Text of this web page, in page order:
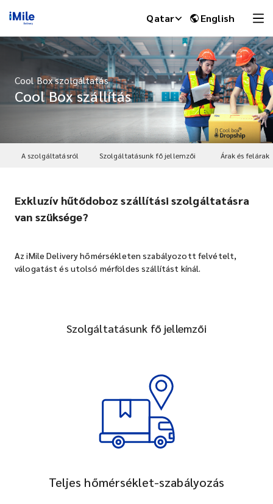
Qatar English
Cool Box szolgáltatás
Cool Box szállítás
A szolgáltatásról Szolgáltatásunk fő jellemzői Árak és felárak
Exkluzív hűtődoboz szállítási szolgáltatásra
van szüksége?
Az iMile Delivery hőmérsékleten szabályozott felvételt,
válogatást és utolsó mérföldes szállítást kínál.
Szolgáltatásunk fő jellemzői
Teljes hőmérséklet-szabályozás
iMile Chat